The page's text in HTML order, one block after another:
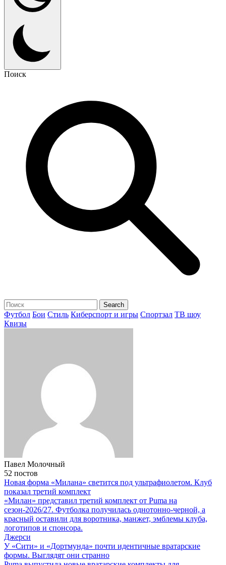
Поиск
Футбол Бои Стиль Киберспорт и игры Спортзал ТВ шоу
Квизы
Павел Молочный
52 постов
Новая форма «Милана» светится под ультрафиолетом. Клуб
показал третий комплект
«Милан» представил третий комплект от Puma на
сезон-2026/27. Футболка получилась однотонно-черной, а
красный оставили для воротника, манжет, эмблемы клуба,
логотипов и спонсора.
Джерси
У «Сити» и «Дортмунда» почти идентичные вратарские
формы. Выглядят они странно